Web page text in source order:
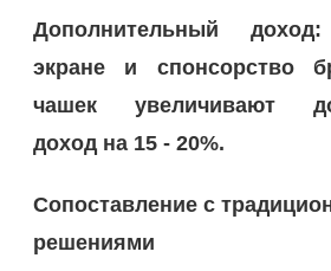
Дополнительный
экране и спонсорство
чашек увеличивают
доход на 15 - 20%.
Сопоставление с
решениями